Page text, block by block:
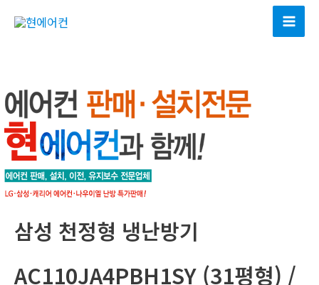
너
뛰
기
Main
삼성 천정형 냉난방기
AC110JA4PBH1SY (31평형) /